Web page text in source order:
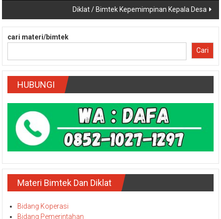
Diklat / Bimtek Kepemimpinan Kepala Desa
cari materi/bimtek
Cari
HUBUNGI
Materi Bimtek Dan Diklat
Bidang Koperasi
Bidang Pemerintahan